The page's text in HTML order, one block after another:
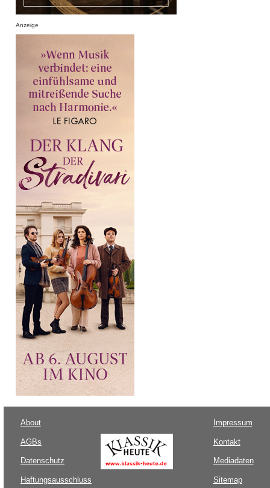
Anzeige
About
AGBs
Datenschutz
Haftungsausschluss
Impressum
Kontakt
Mediadaten
Sitemap